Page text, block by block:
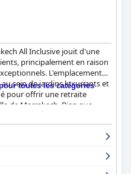
All Inclusive jouit d'une
principalement en raison
L'emplacement
sein de jardins luxuriants et
pour offrir une retraite
de Marrakech. Bien que
du centre-ville, le
et apprécié, assure un accès
le cœur vibrant de Marrakech
l'excellente expérience du
toutes les catégories